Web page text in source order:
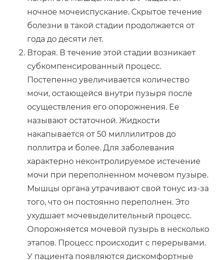
ночное мочеиспускание. Скрытое течение
болезни в такой стадии продолжается от
года до десяти лет.
Вторая. В течение этой стадии возникает
субкомпенсированный процесс.
Постепенно увеличивается количество
мочи, остающейся внутри пузыря после
осуществления его опорожнения. Ее
называют остаточной. Жидкости
накапывается от 50 миллилитров до
поллитра и более. Для заболевания
характерно неконтролируемое истечение
мочи при переполненном мочевом пузыре.
Мышцы органа утрачивают свой тонус из-за
того, что он постоянно переполнен. Это
ухудшает мочевыделительный процесс.
Опорожняется мочевой пузырь в несколько
этапов. Процесс происходит с перерывами.
У пациента появляются дискомфортные